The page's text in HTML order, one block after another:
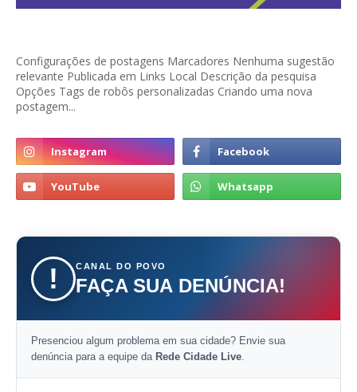
Configurações de postagens Marcadores Nenhuma sugestão
relevante Publicada em Links Local Descrição da pesquisa
Opções Tags de robôs personalizadas Criando uma nova
postagem...
! CANAL DO POVO
FAÇA SUA DENÚNCIA!
Presenciou algum problema em sua cidade? Envie sua
denúncia para a equipe da Rede Cidade Live.